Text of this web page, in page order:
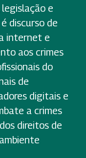
e
discurso de
internet e
aos crimes
do
de
digitais e
a crimes
direitos de